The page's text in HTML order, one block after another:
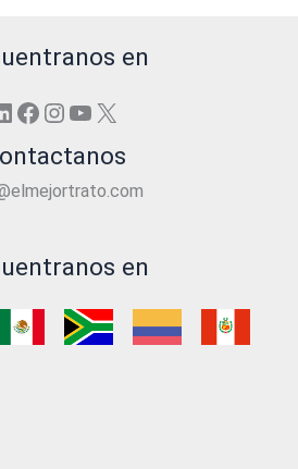
en
Facebook
Instagram
YouTube
X
en